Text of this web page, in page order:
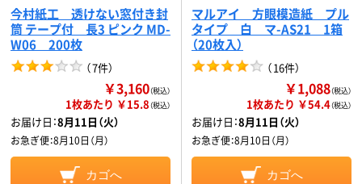
今村紙工 透けない窓付き封
筒 テープ付 長3 ピンク MD-
W06 200枚
（7件）
￥3,160（税込）
1枚あたり ￥15.8（税込）
お届け日：8月11日（火）
お急ぎ便：8月10日（月）
カゴへ
マルアイ 方眼模造紙 プル
タイプ 白 マ-AS21 1箱
（20枚入）
（16件）
￥1,088（税込）
1枚あたり ￥54.4（税込）
お届け日：8月11日（火）
お急ぎ便：8月10日（月）
カゴへ